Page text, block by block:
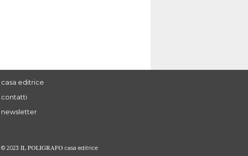
casa editrice
contatti
newsletter
© 2023 IL POLIGRAFO casa editrice